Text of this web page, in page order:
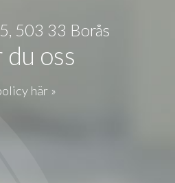
503 33 Borås
oss
här »